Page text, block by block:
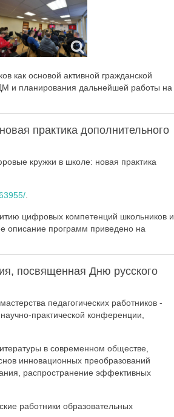
как основой активной гражданской
и планирования дальнейшей работы на
практика дополнительного
кружки в школе: новая практика
.
цифровых компетенций школьников и
описание программ приведено на
посвященная Дню русского
педагогических работников -
практической конференции,
в современном обществе,
инновационных преобразований
распространение эффективных
работники образовательных